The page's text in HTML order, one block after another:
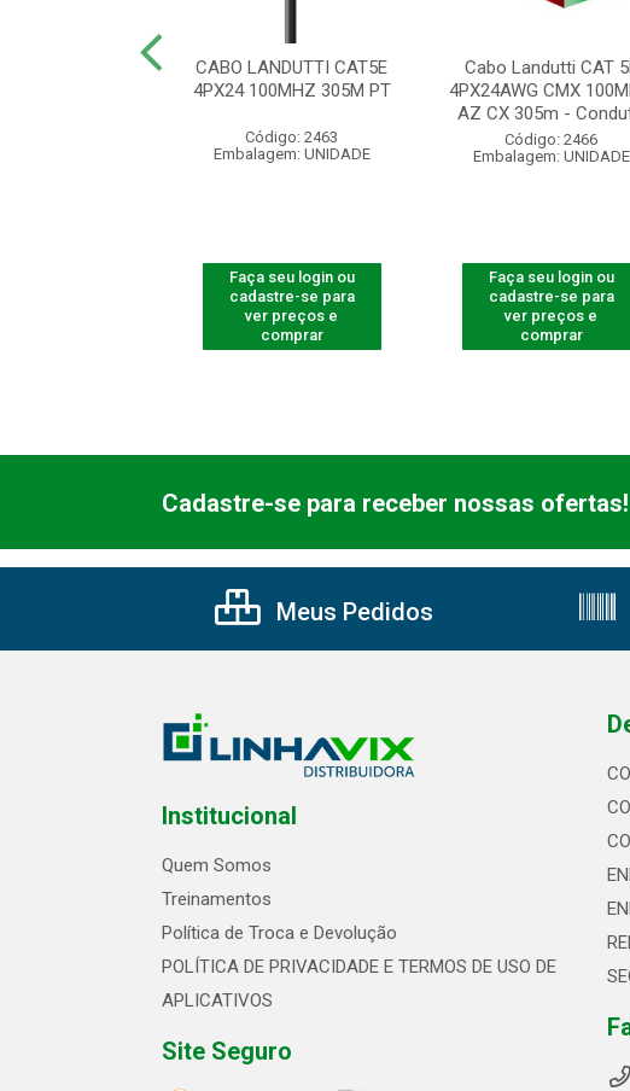
CABO LANDUTTI CAT5E
4PX24 100MHZ 305M PT
Código: 2463
Embalagem: UNIDADE
Faça seu login ou
cadastre-se para
ver preços e
comprar
Cabo Landutti CAT
4PX24AWG CMX
AZ CX 305m -
Código: 2466
Embalagem: UNIDADE
Faça seu login ou
cadastre-se para
ver preços e
comprar
Cadastre-se para receber nossas ofertas!
Meus Pedidos
Institucional
Quem Somos
Treinamentos
Política de Troca e Devolução
POLÍTICA DE PRIVACIDADE E TERMOS DE USO DE
APLICATIVOS
Site Seguro